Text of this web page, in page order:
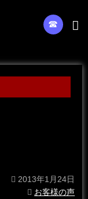
☎︎
2013年1月24日
お客様の声